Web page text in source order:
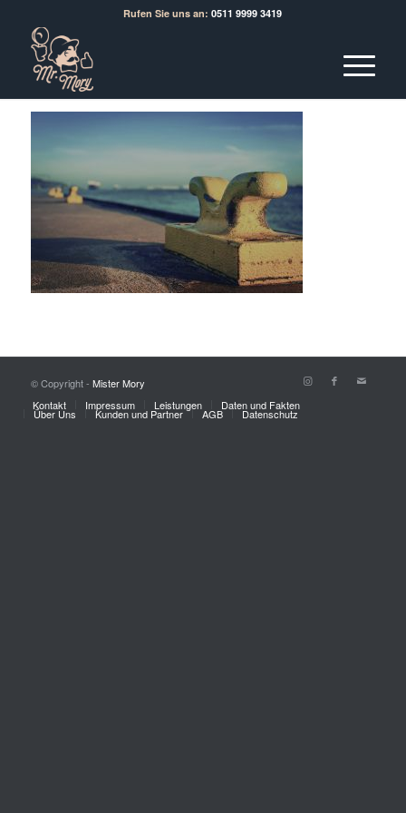
Rufen Sie uns an: 0511 9999 3419
© Copyright - Mister Mory
Kontakt
Impressum Leistungen Daten und Fakten
Über Uns Kunden und Partner AGB Datenschutz